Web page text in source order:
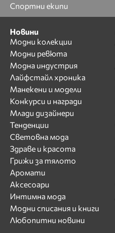
Спортни екипи
Новини
Модни колекции
Модни ревюта
Модна индустрия
Лайфстайл хроника
Манекени и модели
Конкурси и награди
Млади дизайнери
Тенденции
Световна мода
Здраве и красота
Грижи за тялото
Аромати
Аксесоари
Интимна мода
Модни списания и книги
Любопитни новини